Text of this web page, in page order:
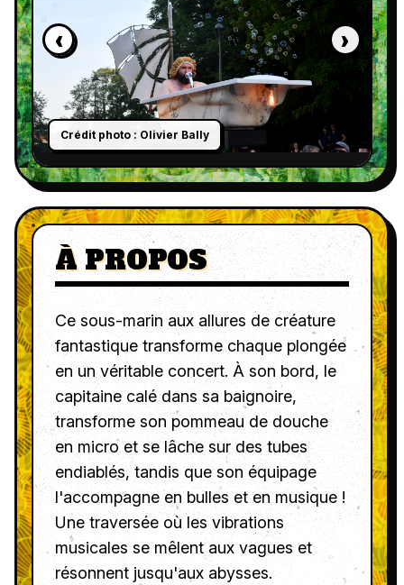
Crédit photo : Olivier Bally
‹ ›
À PROPOS
Ce sous-marin aux allures de créature
fantastique transforme chaque plongée
en un véritable concert. À son bord, le
capitaine calé dans sa baignoire,
transforme son pommeau de douche
en micro et se lâche sur des tubes
endiablés, tandis que son équipage
l'accompagne en bulles et en musique !
Une traversée où les vibrations
musicales se mêlent aux vagues et